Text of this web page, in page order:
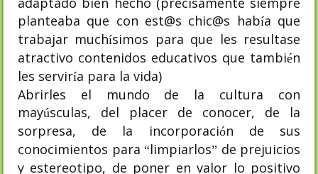
planteaba que con est@s chic@s había que
trabajar muchísimos para que les resultase
atractivo contenidos educativos que también
les serviría para la vida)
Abrirles el mundo de la cultura con
mayúsculas, del placer de conocer, de la
sorpresa, de la incorporación de sus
conocimientos para “limpiarlos” de prejuicios
y estereotipo, de poner en valor lo positivo